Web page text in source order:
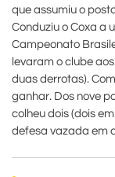
que assumiu o
Conduziu o Coxa a
Campeonato
levaram o clube
duas derrotas).
ganhar. Dos nove
colheu dois (dois
defesa vazada em